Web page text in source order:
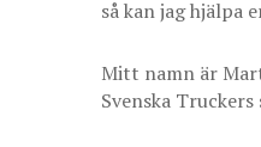
så kan jag hjälpa
Mitt namn är
Svenska